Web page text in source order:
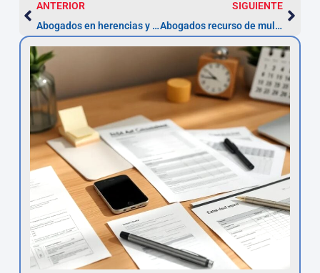
ANTERIOR
Abogados en herencias y testamentos en Cantabria
SIGUIENTE
Abogados recurso de multas en Cantabria